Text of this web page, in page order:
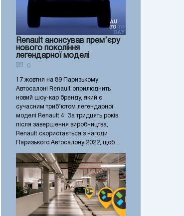
Renault анонсував прем’єру
нового покоління
легендарної моделі
0
17 жовтня на 89 Паризькому
Автосалоні Renault оприлюднить
новий шоу-кар бренду, який є
сучасним триб’ютом легендарної
моделі Renault 4. За тридцять років
після завершення виробництва,
Renault скористається з нагоди
Паризького Автосалону 2022, щоб ...